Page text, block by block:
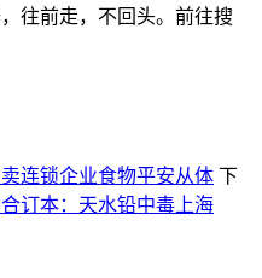
往前走，不回头。前往搜
连锁企业食物平安从体 下
订本：天水铅中毒上海